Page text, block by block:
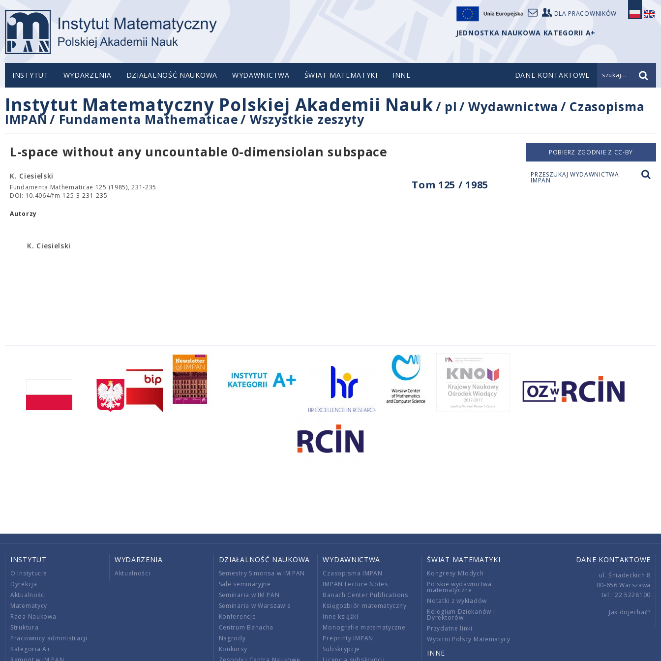
DLA PRACOWNIKÓW
JEDNOSTKA NAUKOWA KATEGORII A+
INSTYTUT WYDARZENIA DZIAŁALNOŚĆ NAUKOWA WYDAWNICTWA ŚWIAT MATEMATYKI INNE DANE KONTAKTOWE szukaj...
Instytut Matematyczny Polskiej Akademii Nauk/ pl /Wydawnictwa / Czasopisma
IMPAN / Fundamenta Mathematicae/ Wszystkie zeszyty
L-space without any uncountable 0-dimensiolan subspace
Tom 125 / 1985
K. Ciesielski
Fundamenta Mathematicae 125 (1985), 231-235
DOI: 10.4064/fm-125-3-231-235
Autorzy
K. Ciesielski
POBIERZ ZGODNIE Z CC-BY
PRZESZUKAJ WYDAWNICTWA
IMPAN
INSTYTUT
O Instytucie
Dyrekcja
Aktualności
Matematycy
Rada Naukowa
Struktura
Pracownicy administracji
Kategoria A+
WYDARZENIA
Aktualności
DZIAŁALNOŚĆ NAUKOWA
Semestry Simonsa w IM PAN
Sale seminaryjne
Seminaria w IM PAN
Seminaria w Warszawie
Konferencje
Centrum Banacha
Nagrody
Konkursy
WYDAWNICTWA
Czasopisma IMPAN
IMPAN Lecture Notes
Banach Center Publications
Księgozbiór matematyczny
Inne książki
Monografie matematyczne
Preprinty IMPAN
Subskrypcje
ŚWIAT MATEMATYKI
Kongresy Młodych
Polskie wydawnictwa
matematyczne
Notatki z wykładów
Kolegium Dziekanów i
Dyrektorów
Przydatne linki
Wybitni Polscy Matematycy
INNE
DANE KONTAKTOWE
ul. Śniadeckich 8
00-656 Warszawa
tel.: 22 5228100
Jak dojechać?